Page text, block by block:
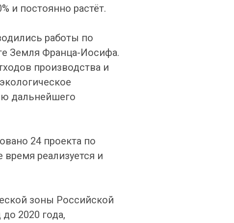
и постоянно растёт.
работы по
Земля Франца-Иосифа.
производства и
дальнейшего
24 проекта по
реализуется и
зоны Российской
2020 года,